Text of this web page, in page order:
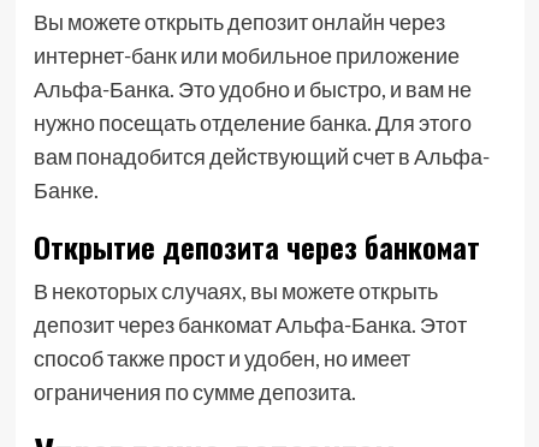
Вы можете открыть депозит онлайн через
интернет-банк или мобильное приложение
Альфа-Банка. Это удобно и быстро, и вам не
нужно посещать отделение банка. Для этого
вам понадобится действующий счет в Альфа-
Банке.
Открытие депозита через банкомат
В некоторых случаях, вы можете открыть
депозит через банкомат Альфа-Банка. Этот
способ также прост и удобен, но имеет
ограничения по сумме депозита.